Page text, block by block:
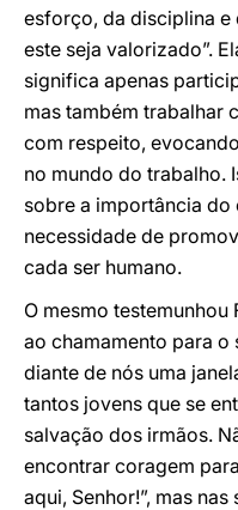
esforço, da disciplina
este seja valorizado”.
significa apenas
mas também trabalhar
com respeito,
no mundo do trabalho.
sobre a importância do
necessidade de
cada ser humano.
O mesmo
ao chamamento para
diante de nós uma
tantos jovens que se
salvação dos irmãos.
encontrar coragem
aqui, Senhor!”, mas